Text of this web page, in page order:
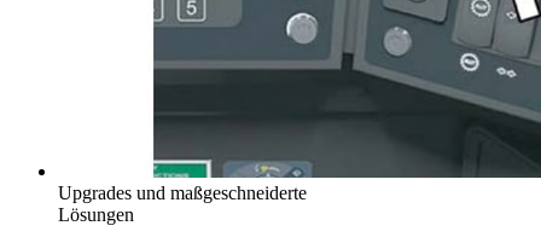
Upgrades und maßgeschneiderte
Lösungen